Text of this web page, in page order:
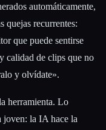
automáticamente,
quejas recurrentes:
que puede sentirse
calidad de clips que no
y olvídate».
herramienta. Lo
joven: la IA hace la